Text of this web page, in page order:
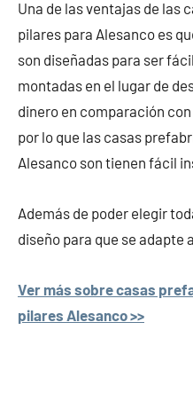
Una de las ventajas de las
pilares para Alesanco es
son diseñadas para ser
montadas en el lugar de
dinero en comparación
por lo que las casas
Alesanco son tienen fácil
Además de poder elegir
diseño para que se adapte
Ver más sobre casas
pilares Alesanco >>